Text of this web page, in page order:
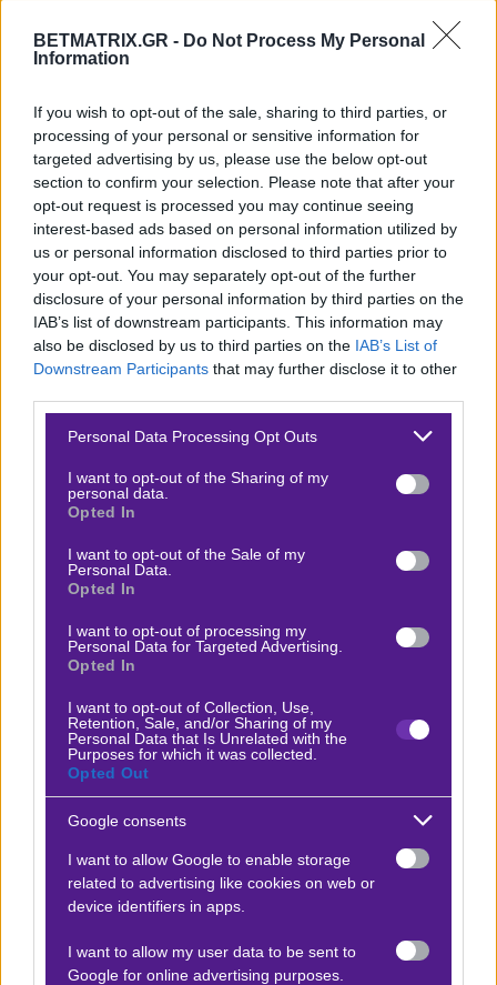
BETMATRIX.GR - Do Not Process My Personal
Information
If you wish to opt-out of the sale, sharing to third parties, or
processing of your personal or sensitive information for
targeted advertising by us, please use the below opt-out
section to confirm your selection. Please note that after your
opt-out request is processed you may continue seeing
interest-based ads based on personal information utilized by
us or personal information disclosed to third parties prior to
your opt-out. You may separately opt-out of the further
disclosure of your personal information by third parties on the
IAB’s list of downstream participants. This information may
also be disclosed by us to third parties on the IAB’s List of
Downstream Participants that may further disclose it to other
Please note that this website/app uses one or more Google
not limited to your visit or usage behaviour. You may click to
grant or deny consent to Google and its third-party tags to
use your data for below specified purposes in below Google
consent section.
Personal Data Processing Opt Outs
I want to opt-out of the Sharing of my
personal data.
Opted In
I want to opt-out of the Sale of my
Personal Data.
Opted In
I want to opt-out of processing my
Personal Data for Targeted Advertising.
Opted In
I want to opt-out of Collection, Use,
Retention, Sale, and/or Sharing of my
Personal Data that Is Unrelated with the
Purposes for which it was collected.
Opted Out
Google consents
I want to allow Google to enable storage
related to advertising like cookies on web or
device identifiers in apps.
I want to allow my user data to be sent to
Google for online advertising purposes.
Επίσης θα πάω με μία πιο ρισκαδόρικη απόδοση που
θεωρώ έχει αξία αφού ο
τις
Φεράρι και τις Μερσέντες.
Παρόλο που τερμάτισε
στη δεκάδα, οιστοιχηματικέςθεωρούν αρκετά δύσκολο
να κρατήσει την θέση του. Εγώ πάλι θεωρώ πως μπορεί
να το κάνει, εξάλλου είναι λίγοι οι γύροι. Ο Άλμπον μας
τριπλασιάζει και θα του βάλω ένα μικρό ποντάρισμα.
Δείτε με ένα κλικ τις καλύτερες προσφορές της ημέρας!
Ο Φώτης Μερτζανίδης προτείνει:
Φόρμουλα 1 18.10.2025|20:00 -30.00
βάθρο
Αποτέλεσμα: ΟΧΙ
Sprint race - Όστιν
Φόρμουλα 1 18.10.2025|20:00 +14.00
Άλμπον να τερματίσει στους βαθμούς
Προσφορές*